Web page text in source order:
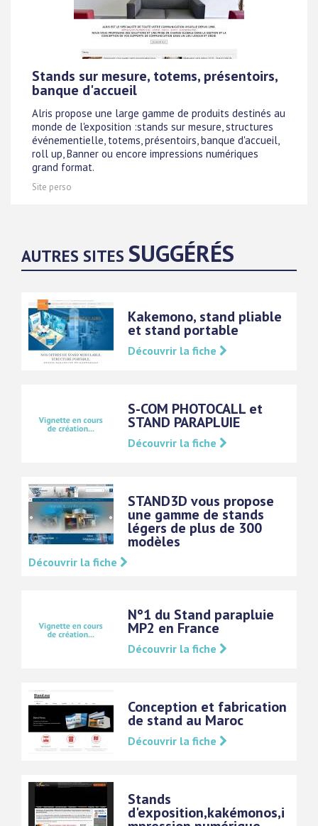
Stands sur mesure, totems, présentoirs,
banque d'accueil
Alris propose une large gamme de produits destinés au
monde de l'exposition :stands sur mesure, structures
événementielle, totems, présentoirs, banque d'accueil,
roll up, Banner ou encore impressions numériques
grand format.
Site perso
AUTRES SITES SUGGÉRÉS
Kakemono, stand pliable
et stand portable
Découvrir la fiche
S-COM PHOTOCALL et
STAND PARAPLUIE
Découvrir la fiche
STAND3D vous propose
une gamme de stands
légers de plus de 300
modèles
Découvrir la fiche
N°1 du Stand parapluie
MP2 en France
Découvrir la fiche
Conception et fabrication
de stand au Maroc
Découvrir la fiche
Stands
d'exposition,kakémonos,i